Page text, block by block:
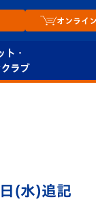
オンライン
ト・
ラブ
ファン
(水)追記